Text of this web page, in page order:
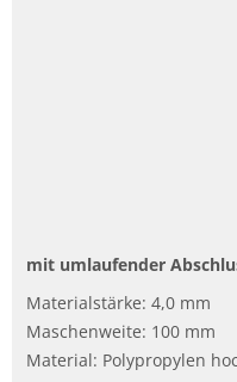
mit umlaufender
Materialstärke: 4,0 mm
Maschenweite: 100 mm
Material: Polypropylen